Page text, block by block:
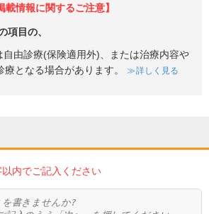
載情報に関するご注意】
項目の、
自由診療(保険適用外)、または治療内容や
となる場合があります。
詳しく見る
内でご記入ください